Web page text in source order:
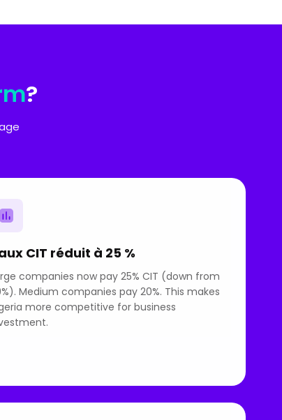
?
CIT réduit à 25 %
companies now pay 25% CIT (down from
Medium companies pay 20%. This makes
more competitive for business